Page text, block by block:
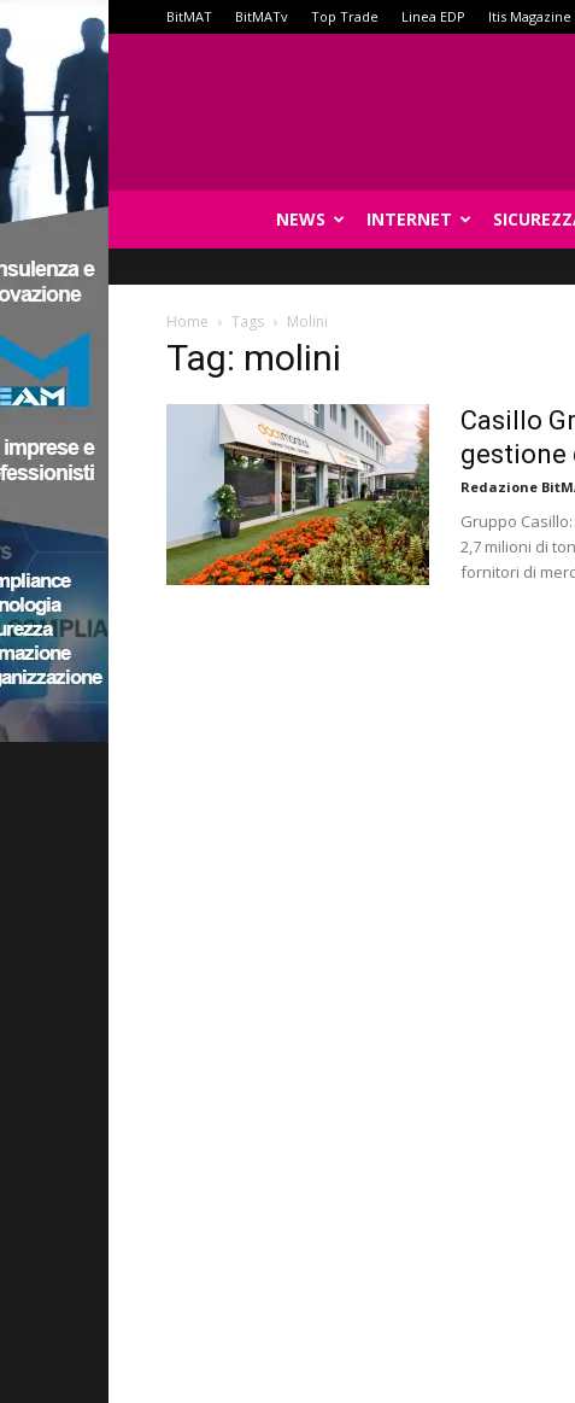
BitMAT BitMATv Top Trade Linea EDP Itis Magazine
NEWS INTERNET
Home Tags Molini
Tag: molini
Casillo
gestione
Redazione
Gruppo
2,7 milioni di
fornitori di